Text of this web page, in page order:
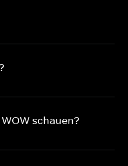
schauen?